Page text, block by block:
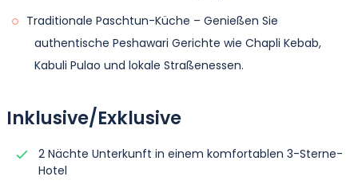
Traditionale Paschtun-Küche – Genießen Sie
authentische Peshawari Gerichte wie Chapli Kebab,
Kabuli Pulao und lokale Straßenessen.
Inklusive/Exklusive
2 Nächte Unterkunft in einem komfortablen 3-Sterne-
Hotel